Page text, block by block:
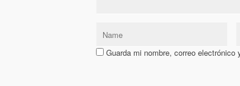
Guarda mi nombre, correo